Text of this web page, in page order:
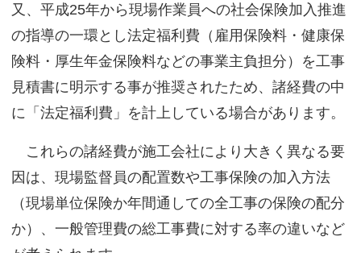
又、平成25年から現場作業員への社会保険加入推進
の指導の一環とし法定福利費（雇用保険料・健康保
険料・厚生年金保険料などの事業主負担分）を工事
見積書に明示する事が推奨されたため、諸経費の中
に「法定福利費」を計上している場合があります。
これらの諸経費が施工会社により大きく異なる要
因は、現場監督員の配置数や工事保険の加入方法
（現場単位保険か年間通しての全工事の保険の配分
か）、一般管理費の総工事費に対する率の違いなど